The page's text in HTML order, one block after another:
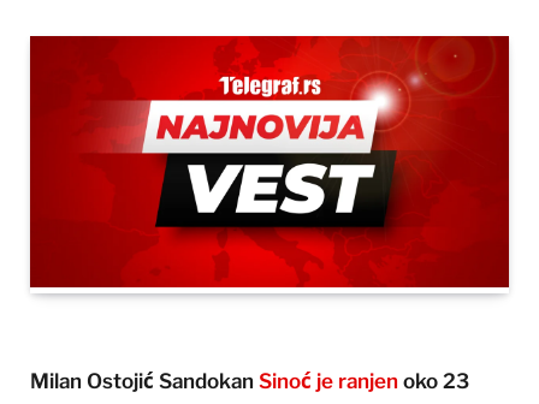
Milan Ostojić Sandokan Sinoć je ranjen oko 23